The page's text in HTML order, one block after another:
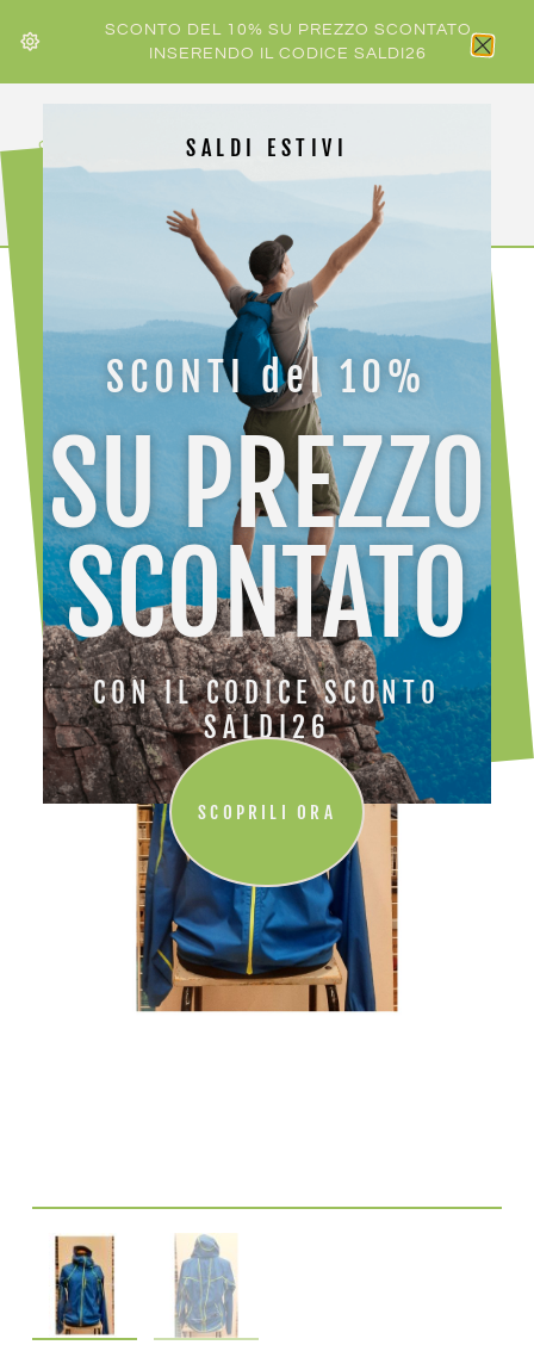
SCONTO DEL 10% SU PREZZO SCONTATO
INSERENDO IL CODICE SALDI26
HOME /UOMO / CRAZY JKT SIDEWARD MAN
SALDI ESTIVI
SCONTI del 10%
SU PREZZO
SCONTATO
CON IL CODICE SCONTO
SALDI26
SCOPRILI ORA